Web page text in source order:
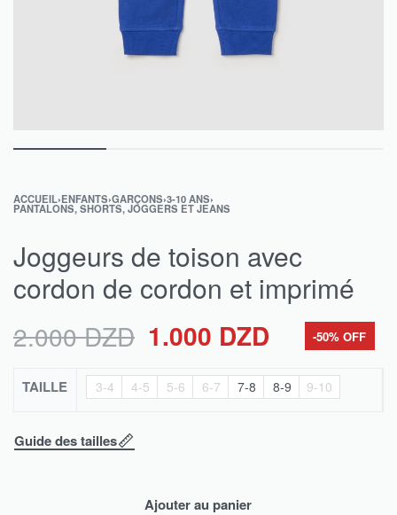
ACCUEIL›ENFANTS›GARÇONS›3-10 ANS›
PANTALONS, SHORTS, JOGGERS ET JEANS
Joggeurs de toison avec
cordon de cordon et imprimé
2.000DZD 1.000 DZD -50% OFF
TAILLE 3-4 4-5 5-6 6-7 7-8 8-9 9-10
Guide des tailles
Ajouter au panier